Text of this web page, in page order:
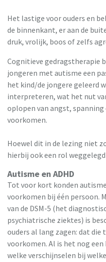
Het lastige voor ouders en
de binnenkant, er aan de
druk, vrolijk, boos of zelfs
Cognitieve gedragstherapie
jongeren met autisme een
het kind/de jongere geleerd
interpreteren, wat het nut
oplopen van angst,
voorkomen.
Hoewel dit in de lezing niet
hierbij ook een rol
Autisme en ADHD
Tot voor kort konden
voorkomen bij één persoon.
van de DSM-5 (het
psychiatrische ziektes) is
ouders al lang zagen: dat die
voorkomen. Al is het nog
welke verschijnselen bij